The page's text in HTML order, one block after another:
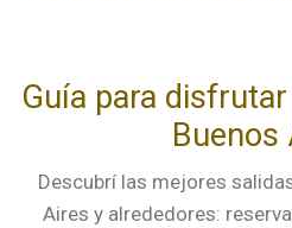
Guía para
Buenos
Descubrí las mejores
Aires y alrededores: